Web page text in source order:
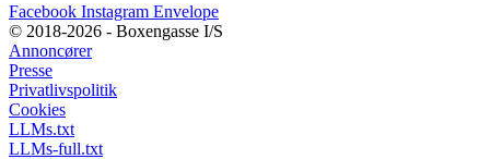
Facebook Instagram Envelope
© 2018-2026 - Boxengasse I/S
Annoncører
Presse
Privatlivspolitik
Cookies
LLMs.txt
LLMs-full.txt